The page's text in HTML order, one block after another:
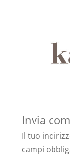
Invia
Il tuo
campi